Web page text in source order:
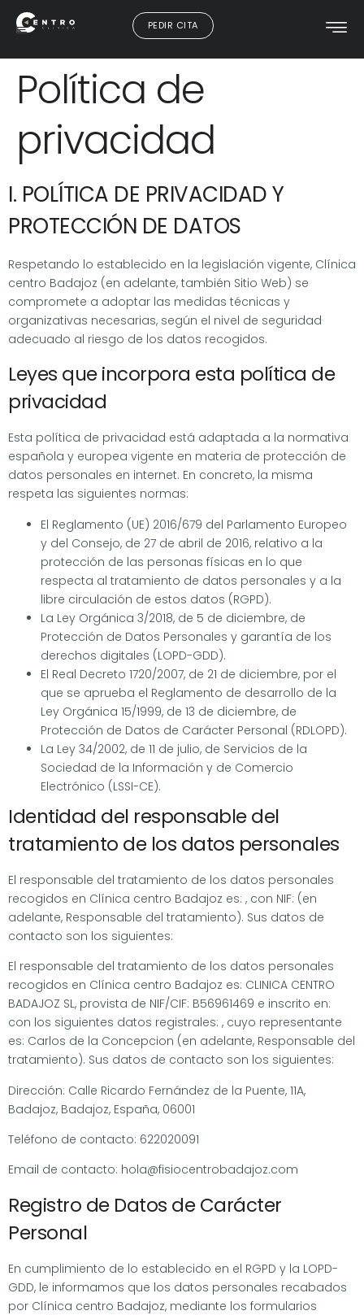
PEDIR CITA
Política de
privacidad
I. POLÍTICA DE PRIVACIDAD Y
PROTECCIÓN DE DATOS
Respetando lo establecido en la legislación vigente, Clínica
centro Badajoz (en adelante, también Sitio Web) se
compromete a adoptar las medidas técnicas y
organizativas necesarias, según el nivel de seguridad
adecuado al riesgo de los datos recogidos.
Leyes que incorpora esta política de
privacidad
Esta política de privacidad está adaptada a la normativa
española y europea vigente en materia de protección de
datos personales en internet. En concreto, la misma
respeta las siguientes normas:
El Reglamento (UE) 2016/679 del Parlamento Europeo
y del Consejo, de 27 de abril de 2016, relativo a la
protección de las personas físicas en lo que
respecta al tratamiento de datos personales y a la
libre circulación de estos datos (RGPD).
La Ley Orgánica 3/2018, de 5 de diciembre, de
Protección de Datos Personales y garantía de los
derechos digitales (LOPD-GDD).
El Real Decreto 1720/2007, de 21 de diciembre, por el
que se aprueba el Reglamento de desarrollo de la
Ley Orgánica 15/1999, de 13 de diciembre, de
Protección de Datos de Carácter Personal (RDLOPD).
La Ley 34/2002, de 11 de julio, de Servicios de la
Sociedad de la Información y de Comercio
Electrónico (LSSI-CE).
Identidad del responsable del
tratamiento de los datos personales
El responsable del tratamiento de los datos personales
recogidos en Clínica centro Badajoz es: , con NIF: (en
adelante, Responsable del tratamiento). Sus datos de
contacto son los siguientes:
El responsable del tratamiento de los datos personales
recogidos en Clínica centro Badajoz es: CLINICA CENTRO
BADAJOZ SL, provista de NIF/CIF: B56961469 e inscrito en:
con los siguientes datos registrales: , cuyo representante
es: Carlos de la Concepcion (en adelante, Responsable del
tratamiento). Sus datos de contacto son los siguientes:
Dirección: Calle Ricardo Fernández de la Puente, 11A,
Badajoz, Badajoz, España, 06001
Teléfono de contacto: 622020091
Email de contacto: hola@fisiocentrobadajoz.com
Registro de Datos de Carácter
Personal
En cumplimiento de lo establecido en el RGPD y la LOPD-
GDD, le informamos que los datos personales recabados
por Clínica centro Badajoz, mediante los formularios